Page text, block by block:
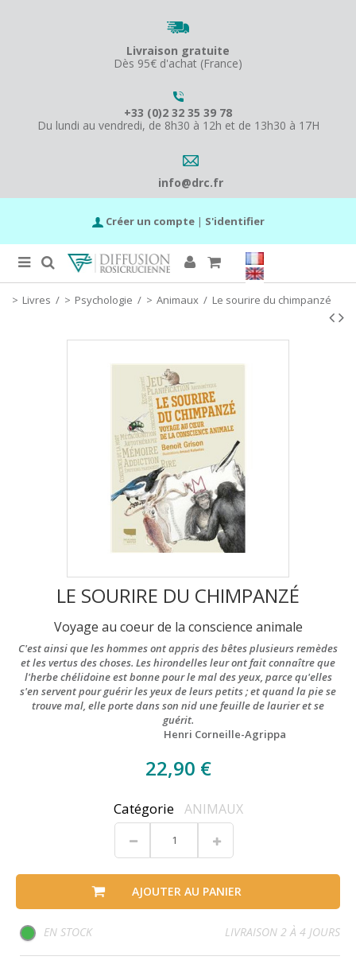
Livraison gratuite
Dès 95€ d'achat (France)
+33 (0)2 32 35 39 78
Du lundi au vendredi, de 8h30 à 12h et de 13h30 à 17H
info@drc.fr
Créer un compte | S'identifier
Livres / Psychologie / Animaux / Le sourire du chimpanzé
LE SOURIRE DU CHIMPANZÉ
Voyage au coeur de la conscience animale
C'est ainsi que les hommes ont appris des bêtes plusieurs remèdes
et les vertus des choses. Les hirondelles leur ont fait connaître que
l'herbe chélidoine est bonne pour le mal des yeux, parce qu'elles
s'en servent pour guérir les yeux de leurs petits ; et quand la pie se
trouve mal, elle porte dans son nid une feuille de laurier et se
guérit.
Henri Corneille-Agrippa
22,90 €
Catégorie ANIMAUX
AJOUTER AU PANIER
EN STOCK LIVRAISON 2 À 4 JOURS